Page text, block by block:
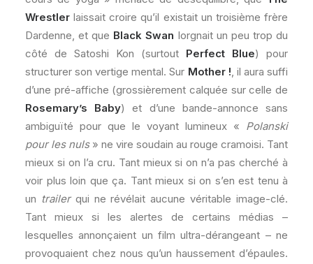
Wrestler laissait croire qu’il existait un troisième frère
Dardenne, et que Black Swan lorgnait un peu trop du
côté de Satoshi Kon (surtout Perfect Blue) pour
structurer son vertige mental. Sur Mother !, il aura suffi
d’une pré-affiche (grossièrement calquée sur celle de
Rosemary’s Baby) et d’une bande-annonce sans
ambiguïté pour que le voyant lumineux « Polanski
pour les nuls» ne vire soudain au rouge cramoisi. Tant
mieux si on l’a cru. Tant mieux si on n’a pas cherché à
voir plus loin que ça. Tant mieux si on s’en est tenu à
un trailerqui ne révélait aucune véritable image-clé.
Tant mieux si les alertes de certains médias –
lesquelles annonçaient un film ultra-dérangeant – ne
provoquaient chez nous qu’un haussement d’épaules.